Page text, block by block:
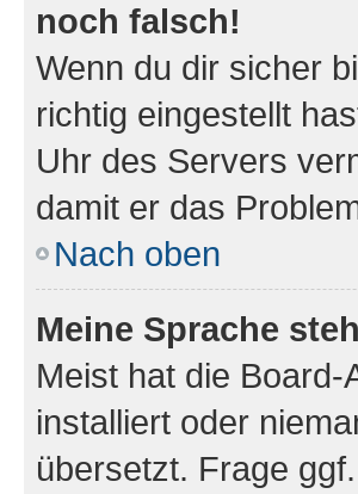
noch falsch!
Wenn du dir sicher
richtig eingestellt
Uhr des Servers
damit er das
Nach oben
Meine Sprache
Meist hat die
installiert oder
übersetzt. Frage